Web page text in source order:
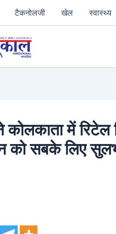
टैकनोलजी खेल स्‍वास्‍थ्‍य
में रिटेल
को सबके लिए